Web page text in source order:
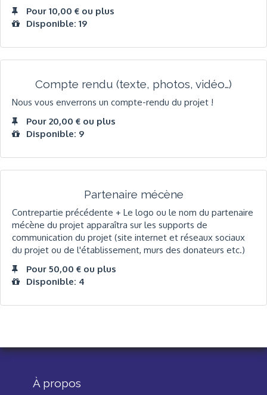
Pour 10,00 € ou plus
Disponible: 19
Compte rendu (texte, photos, vidéo…)
Nous vous enverrons un compte-rendu du projet !
Pour 20,00 € ou plus
Disponible: 9
Partenaire mécène
Contrepartie précédente + Le logo ou le nom du partenaire
mécène du projet apparaîtra sur les supports de
communication du projet (site internet et réseaux sociaux
du projet ou de l'établissement, murs des donateurs etc.)
Pour 50,00 € ou plus
Disponible: 4
À propos